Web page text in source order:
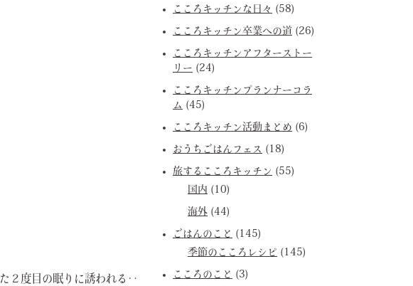
２度目の眠りに誘われる‥
こころキッチンな日々 (58)
こころキッチン卒業への道 (26)
こころキッチンアフターストー
リー (24)
こころキッチンプランナーコラ
ム (45)
こころキッチン活動まとめ (6)
おうちごはんフェス (18)
旅するこころキッチン (55)
国内 (10)
海外 (44)
ごはんのこと (145)
季節のこころレシピ (145)
こころのこと (3)